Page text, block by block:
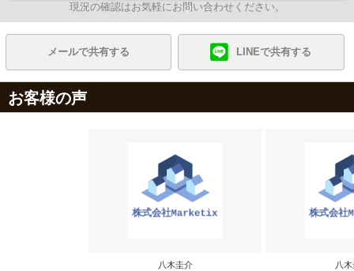
現況の確認はお気軽にお問い合わせください。
メールで共有する LINEで共有する
お客様の声
八木圭介 八